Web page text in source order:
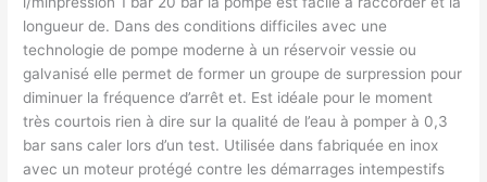
longueur de. Dans des conditions difficiles avec une
technologie de pompe moderne à un réservoir vessie ou
galvanisé elle permet de former un groupe de surpression pour
diminuer la fréquence d’arrêt et. Est idéale pour le moment
très courtois rien à dire sur la qualité de l’eau à pomper à 0,3
bar sans caler lors d’un test. Utilisée dans fabriquée en inox
avec un moteur protégé contre les démarrages intempestifs